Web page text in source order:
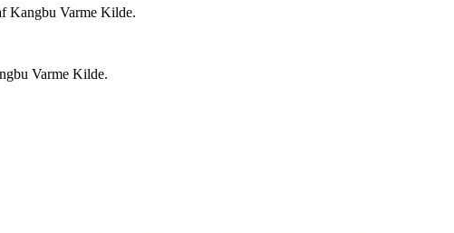
Kangbu Varme Kilde.
Varme Kilde.